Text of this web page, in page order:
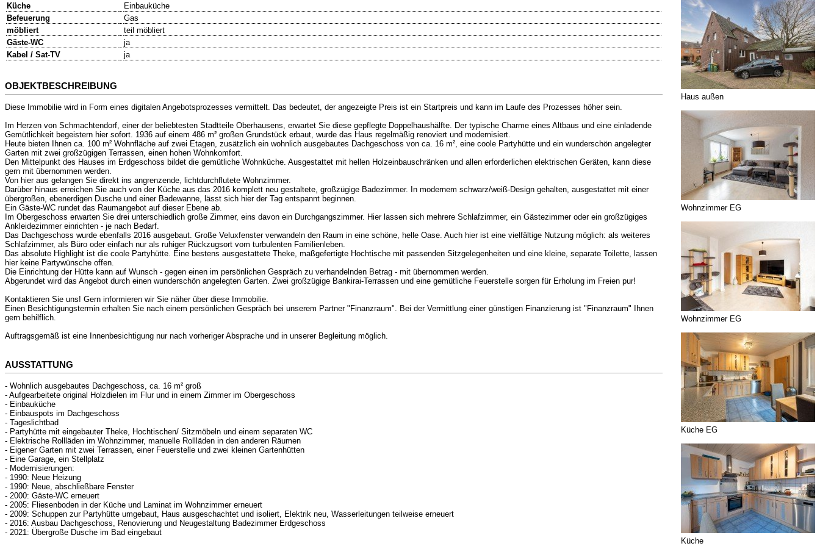
Küche
Einbauküche
Befeuerung
Gas
möbliert
teil möbliert
Gäste-WC
ja
Kabel / Sat-TV
ja
OBJEKTBESCHREIBUNG
Diese Immobilie wird in Form eines digitalen Angebotsprozesses vermittelt. Das bedeutet, der angezeigte Preis ist ein Startpreis und kann im Laufe des Prozesses höher sein.
Im Herzen von Schmachtendorf, einer der beliebtesten Stadtteile Oberhausens, erwartet Sie diese gepflegte Doppelhaushälfte. Der typische Charme eines Altbaus und eine einladende
Gemütlichkeit begeistern hier sofort. 1936 auf einem 486 m² großen Grundstück erbaut, wurde das Haus regelmäßig renoviert und modernisiert.
Heute bieten Ihnen ca. 100 m² Wohnfläche auf zwei Etagen, zusätzlich ein wohnlich ausgebautes Dachgeschoss von ca. 16 m², eine coole Partyhütte und ein wunderschön angelegter
Garten mit zwei großzügigen Terrassen, einen hohen Wohnkomfort.
Den Mittelpunkt des Hauses im Erdgeschoss bildet die gemütliche Wohnküche. Ausgestattet mit hellen Holzeinbauschränken und allen erforderlichen elektrischen Geräten, kann diese
gern mit übernommen werden.
Von hier aus gelangen Sie direkt ins angrenzende, lichtdurchflutete Wohnzimmer.
Darüber hinaus erreichen Sie auch von der Küche aus das 2016 komplett neu gestaltete, großzügige Badezimmer. In modernem schwarz/weiß-Design gehalten, ausgestattet mit einer
übergroßen, ebenerdigen Dusche und einer Badewanne, lässt sich hier der Tag entspannt beginnen.
Ein Gäste-WC rundet das Raumangebot auf dieser Ebene ab.
Im Obergeschoss erwarten Sie drei unterschiedlich große Zimmer, eins davon ein Durchgangszimmer. Hier lassen sich mehrere Schlafzimmer, ein Gästezimmer oder ein großzügiges
Ankleidezimmer einrichten - je nach Bedarf.
Das Dachgeschoss wurde ebenfalls 2016 ausgebaut. Große Veluxfenster verwandeln den Raum in eine schöne, helle Oase. Auch hier ist eine vielfältige Nutzung möglich: als weiteres
Schlafzimmer, als Büro oder einfach nur als ruhiger Rückzugsort vom turbulenten Familienleben.
Das absolute Highlight ist die coole Partyhütte. Eine bestens ausgestattete Theke, maßgefertigte Hochtische mit passenden Sitzgelegenheiten und eine kleine, separate Toilette, lassen
hier keine Partywünsche offen.
Die Einrichtung der Hütte kann auf Wunsch - gegen einen im persönlichen Gespräch zu verhandelnden Betrag - mit übernommen werden.
Abgerundet wird das Angebot durch einen wunderschön angelegten Garten. Zwei großzügige Bankirai-Terrassen und eine gemütliche Feuerstelle sorgen für Erholung im Freien pur!
Kontaktieren Sie uns! Gern informieren wir Sie näher über diese Immobilie.
Einen Besichtigungstermin erhalten Sie nach einem persönlichen Gespräch bei unserem Partner "Finanzraum". Bei der Vermittlung einer günstigen Finanzierung ist "Finanzraum" Ihnen
gern behilflich.
Auftragsgemäß ist eine Innenbesichtigung nur nach vorheriger Absprache und in unserer Begleitung möglich.
AUSSTATTUNG
- Wohnlich ausgebautes Dachgeschoss, ca. 16 m² groß
- Aufgearbeitete original Holzdielen im Flur und in einem Zimmer im Obergeschoss
- Einbauküche
- Einbauspots im Dachgeschoss
- Tageslichtbad
- Partyhütte mit eingebauter Theke, Hochtischen/ Sitzmöbeln und einem separaten WC
- Elektrische Rollläden im Wohnzimmer, manuelle Rollläden in den anderen Räumen
- Eigener Garten mit zwei Terrassen, einer Feuerstelle und zwei kleinen Gartenhütten
- Eine Garage, ein Stellplatz
- Modernisierungen:
- 1990: Neue Heizung
- 1990: Neue, abschließbare Fenster
- 2000: Gäste-WC erneuert
- 2005: Fliesenboden in der Küche und Laminat im Wohnzimmer erneuert
- 2009: Schuppen zur Partyhütte umgebaut, Haus ausgeschachtet und isoliert, Elektrik neu, Wasserleitungen teilweise erneuert
- 2016: Ausbau Dachgeschoss, Renovierung und Neugestaltung Badezimmer Erdgeschoss
- 2021: Übergroße Dusche im Bad eingebaut
Haus außen
Wohnzimmer EG
Wohnzimmer EG
Küche EG
Küche